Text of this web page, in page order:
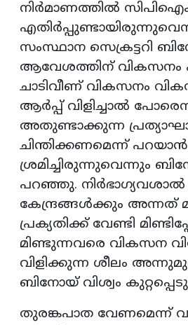
നിര്‍മാണത്തില്‍
സംസ്ഥാന സെക്രട്ടറി
ആവേശത്തിന്
ചാടിവീണ് വികസനം
ആര്‍പ്പ് വിളിച്ചാല്‍
അതുണ്ടാക്കുന്ന
ചിന്തിക്കണമെന്ന് പറയാന്‍
ശ്രമിച്ചിരുന്നുവെന്നും
പറഞ്ഞു.
കേന്ദ്രങ്ങള്‍ക്കും അന്നത്
പ്രക്യതിക്ക് വേണ്ടി
മിണ്ടുന്നവരെ വികസന
വിളിക്കുന്ന ശീലം
ബിനോയ് വിശ്വം
തുരങ്കപാത വേണമെന്ന്